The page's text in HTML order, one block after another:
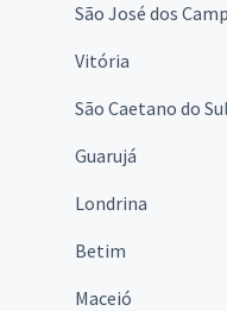
São José dos
Vitória
São Caetano do Sul
Guarujá
Londrina
Betim
Maceió